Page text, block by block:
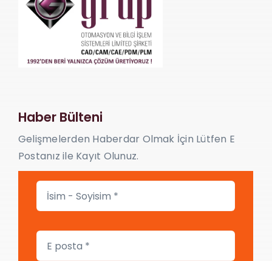
Haber Bülteni
Gelişmelerden Haberdar Olmak İçin Lütfen E
Postanız ile Kayıt Olunuz.